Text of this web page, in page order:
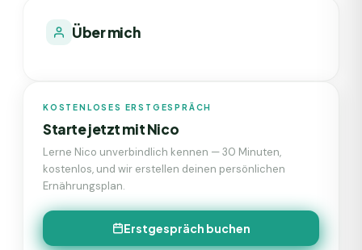
Über mich
KOSTENLOSES ERSTGESPRÄCH
Starte jetzt mitNico
Lerne Nico unverbindlich kennen — 30 Minuten,
kostenlos, und wir erstellen deinen persönlichen
Ernährungsplan.
Erstgespräch buchen